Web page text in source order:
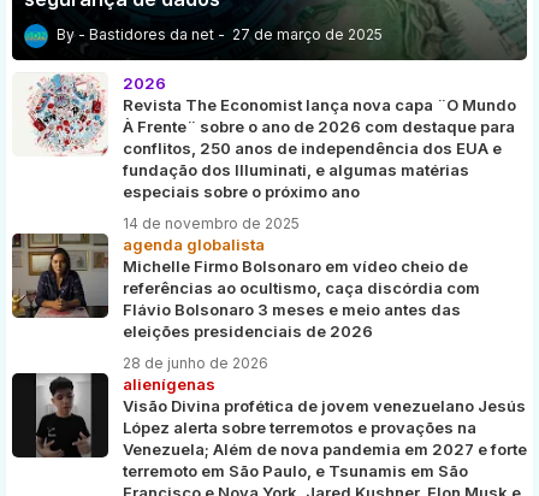
Bastidores da net 27 de março de 2025
2026
Revista The Economist lança nova capa ¨O Mundo
À Frente¨ sobre o ano de 2026 com destaque para
conflitos, 250 anos de independência dos EUA e
fundação dos Illuminati, e algumas matérias
especiais sobre o próximo ano
14 de novembro de 2025
agenda globalista
Michelle Firmo Bolsonaro em vídeo cheio de
referências ao ocultismo, caça discórdia com
Flávio Bolsonaro 3 meses e meio antes das
eleições presidenciais de 2026
28 de junho de 2026
alienígenas
Visão Divina profética de jovem venezuelano Jesús
López alerta sobre terremotos e provações na
Venezuela; Além de nova pandemia em 2027 e forte
terremoto em São Paulo, e Tsunamis em São
Francisco e Nova York, Jared Kushner, Elon Musk e